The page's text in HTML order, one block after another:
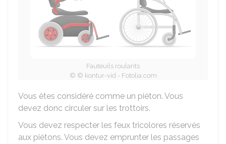
Fauteuils roulants
© © kontur-vid - Fotolia.com
Vous êtes considéré comme un piéton. Vous
devez donc circuler sur les trottoirs.
Vous devez respecter les feux tricolores réservés
aux piétons. Vous devez emprunter les passages